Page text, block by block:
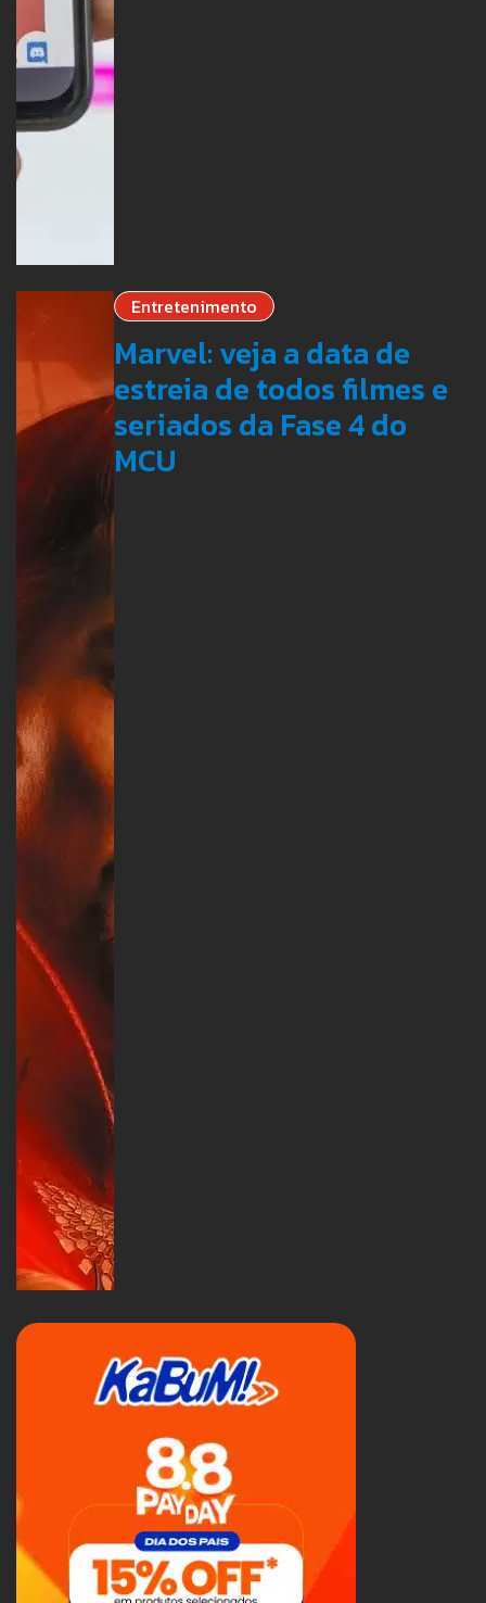
Entretenimento
Marvel: veja a data de
estreia de todos filmes e
seriados da Fase 4 do
MCU